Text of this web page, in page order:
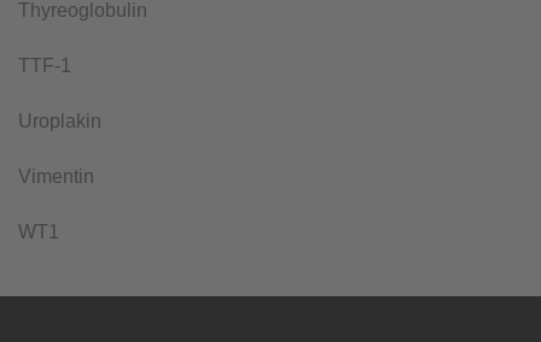
Thyreoglobulin
TTF-1
Uroplakin
Vimentin
WT1